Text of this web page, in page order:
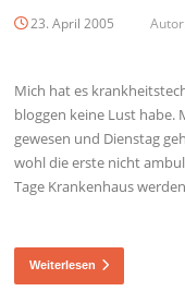
23. April 2005 Autor:
Mich hat es
bloggen keine Lust habe.
gewesen und Dienstag
wohl die erste nicht
Tage Krankenhaus
Weiterlesen